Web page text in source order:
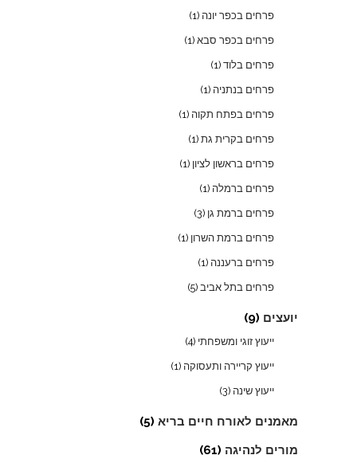
פרחים בכפר יונה (1)
פרחים בכפר סבא (1)
פרחים בלוד (1)
פרחים בנתניה (1)
פרחים בפתח תקוה (1)
פרחים בקרית גת (1)
פרחים בראשון לציון (1)
פרחים ברמלה (1)
פרחים ברמת גן (3)
פרחים ברמת השרון (1)
פרחים ברעננה (1)
פרחים בתל אביב (5)
יועצים (9)
ייעוץ זוגי ומשפחתי (4)
ייעוץ קריירה ותעסוקה (1)
ייעוץ שינה (3)
מאמנים לאורח חיים בריא (5)
מורים לנהיגה (61)